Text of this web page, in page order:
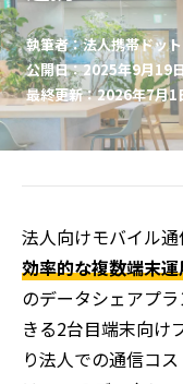
執筆者：法人携帯ドッ
公開日：2025年9月19
最終更新：2026年7月1
法人向けモバイル通
効率的な複数端末
のデータシェアプ
きる2台目端末向け
り法人での通信コ